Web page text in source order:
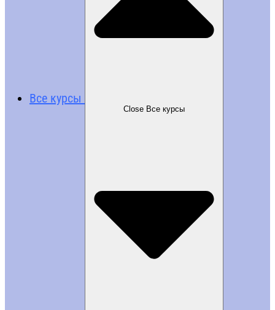
Все курсы
Close Все курсы